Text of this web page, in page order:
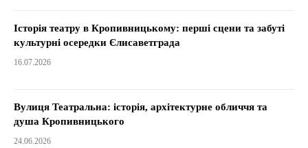
Історія театру в Кропивницькому: перші сцени та забуті
культурні осередки Єлисаветграда
16.07.2026
Вулиця Театральна: історія, архітектурне обличчя та
душа Кропивницького
24.06.2026